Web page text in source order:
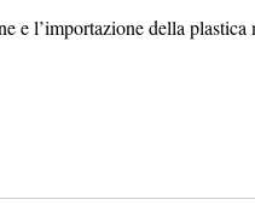
e l’importazione della